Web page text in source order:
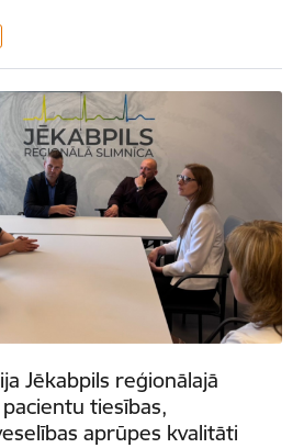
Jēkabpils reģionālajā
tiesības,
aprūpes kvalitāti